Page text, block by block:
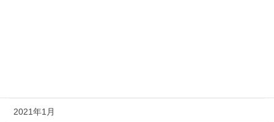
2021年1月